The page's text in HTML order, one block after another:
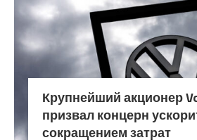
Крупнейший акционер
призвал концерн
сокращением затрат